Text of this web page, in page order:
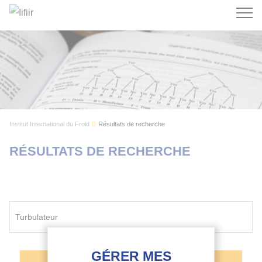
Institut International du Froid Résultats de recherche
RÉSULTATS DE RECHERCHE